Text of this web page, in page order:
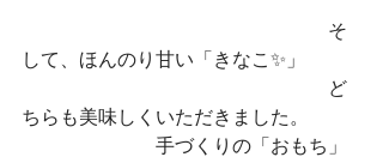
そ
して、ほんのり甘い「きなこ✨」
ど
ちらも美味しくいただきました。
手づくりの「おもち」